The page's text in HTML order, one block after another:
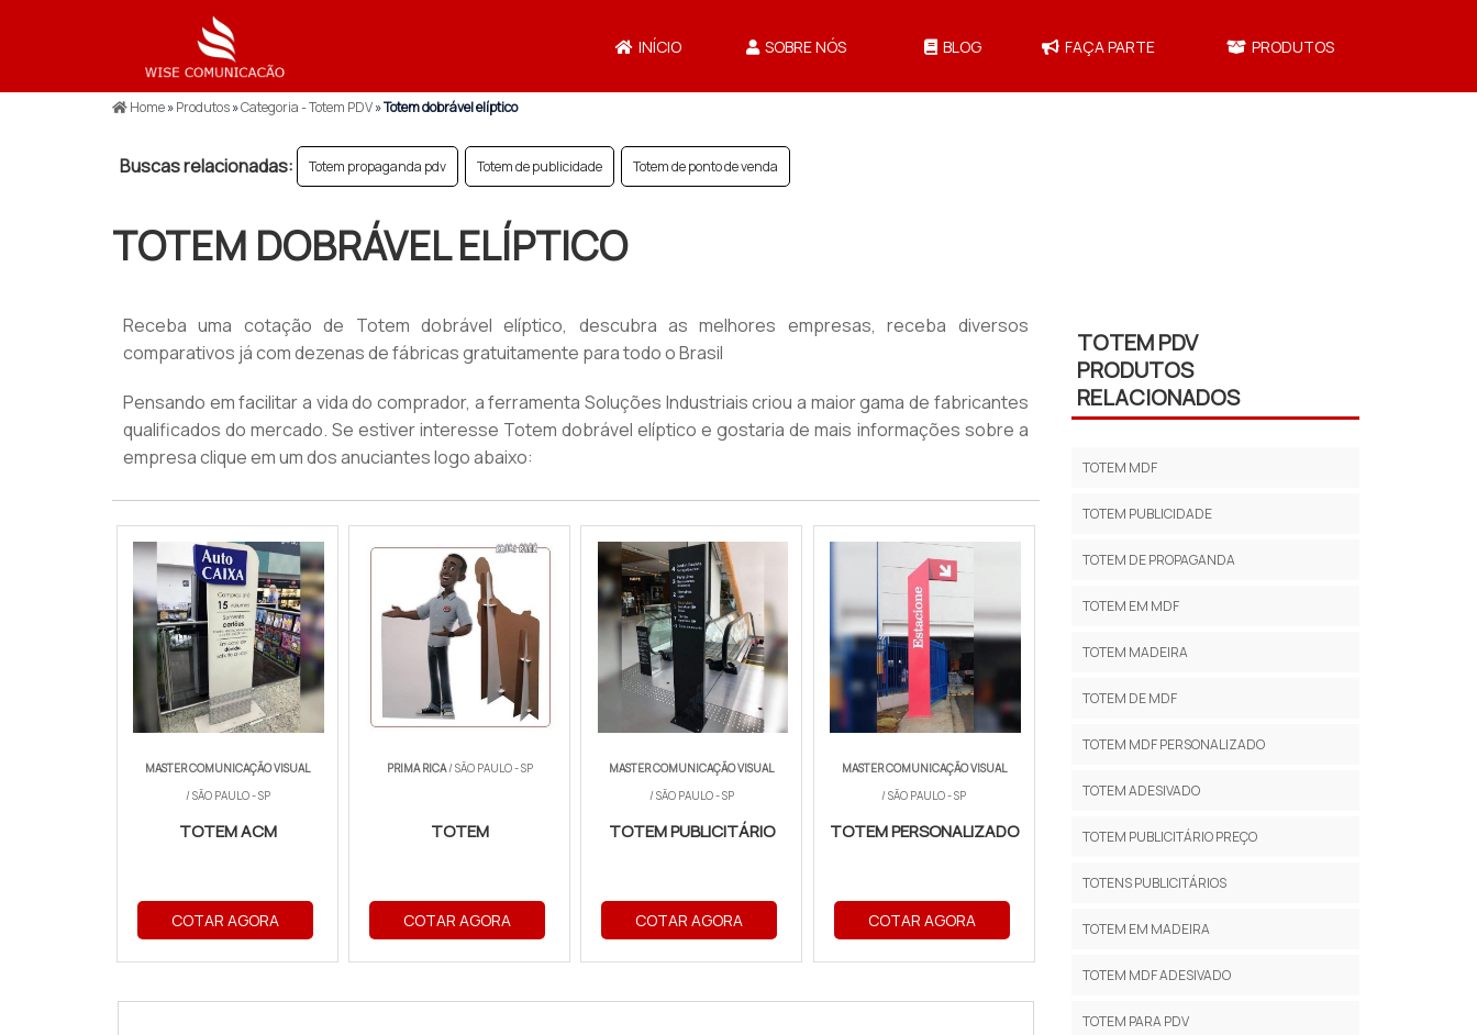
INÍCIO SOBRE NÓS BLOG FAÇA PARTE PRODUTOS
Home»Produtos»Categoria - Totem PDV»Totem dobrável elíptico
Buscas relacionadas: Totem propaganda pdv Totem de publicidade Totem de ponto de venda
TOTEM DOBRÁVEL ELÍPTICO
Receba uma cotação de Totem dobrável elíptico, descubra as melhores empresas, receba diversos
comparativos já com dezenas de fábricas gratuitamente para todo o Brasil
Pensando em facilitar a vida do comprador, a ferramenta Soluções Industriais criou a maior gama de fabricantes
qualificados do mercado. Se estiver interesse Totem dobrável elíptico e gostaria de mais informações sobre a
empresa clique em um dos anuciantes logo abaixo:
MASTER COMUNICAÇÃO VISUAL
/ SÃO PAULO - SP
TOTEM ACM
COTAR AGORA
PRIMA RICA/ SÃO PAULO - SP
TOTEM
COTAR AGORA
MASTER COMUNICAÇÃO VISUAL
/ SÃO PAULO - SP
TOTEM PUBLICITÁRIO
COTAR AGORA
MASTER COMUNICAÇÃO VISUAL
/ SÃO PAULO - SP
TOTEM PERSONALIZADO
COTAR AGORA
TOTEM PDV
PRODUTOS
RELACIONADOS
TOTEM MDF
TOTEM PUBLICIDADE
TOTEM DE PROPAGANDA
TOTEM EM MDF
TOTEM MADEIRA
TOTEM DE MDF
TOTEM MDF PERSONALIZADO
TOTEM ADESIVADO
TOTEM PUBLICITÁRIO PREÇO
TOTENS PUBLICITÁRIOS
TOTEM EM MADEIRA
TOTEM MDF ADESIVADO
TOTEM PARA PDV